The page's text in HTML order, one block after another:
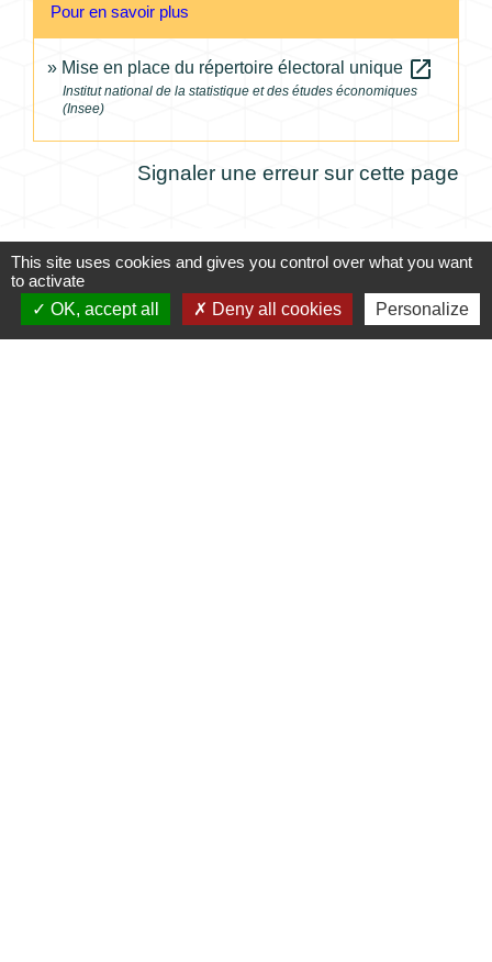
Pour en savoir plus
Mise en place du répertoire électoral unique open_in_new
Institut national de la statistique et des études économiques
(Insee)
Signaler une erreur sur cette page
Contacts
Commune de Coursac
This site uses cookies and gives you control over what you want
to activate
OK, accept all
Deny all cookies Personalize